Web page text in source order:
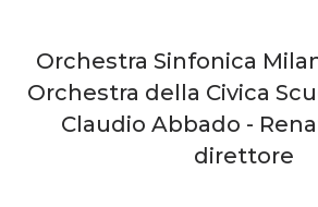
Orchestra Sinfonica
Orchestra della Civica
Claudio Abbado -
direttore